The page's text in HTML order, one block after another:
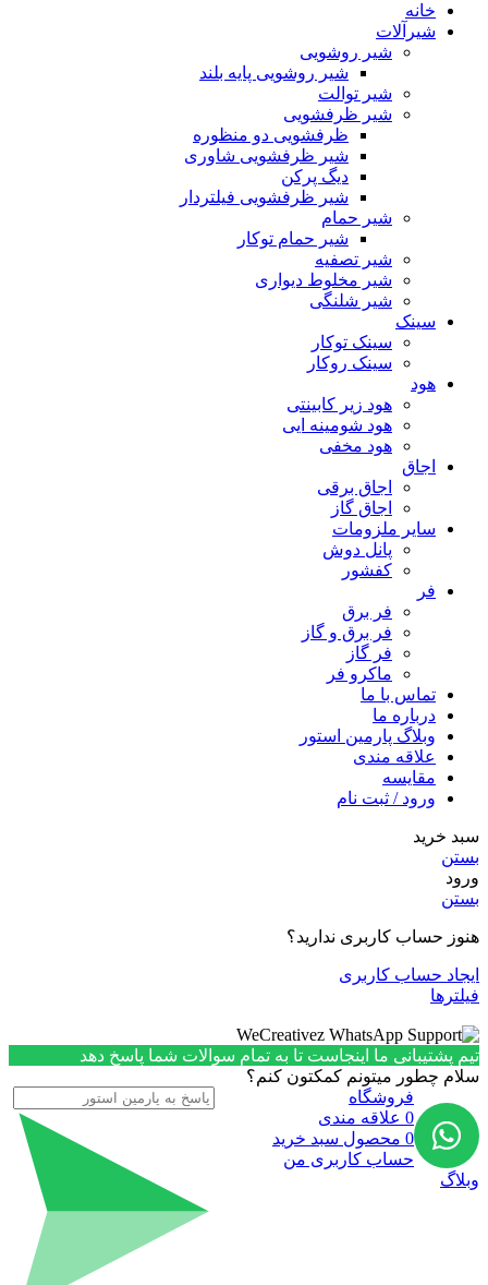
خانه
شیرآلات
شیر روشویی
شیر روشویی پایه بلند
شیر توالت
شیر ظرفشویی
ظرفشویی دو منظوره
شیر ظرفشویی شاوری
دیگ پرکن
شیر ظرفشویی فیلتردار
شیر حمام
شیر حمام توکار
شیر تصفیه
شیر مخلوط دیواری
شیر شلنگی
سینک
سینک توکار
سینک روکار
هود
هود زیر كابینتی
هود شومینه ایی
هود مخفى
اجاق
اجاق برقى
اجاق گاز
سایر ملزومات
پانل دوش
کفشور
فر
فر برق
فر برق و گاز
فر گاز
ماكرو فر
تماس با ما
درباره ما
وبلاگ پارمین استور
علاقه مندی
مقایسه
ورود / ثبت نام
سبد خرید
بستن
ورود
بستن
هنوز حساب کاربری ندارید؟
ایجاد حساب کاربری
فیلترها
تیم پشتیبانی ما اینجاست تا به تمام سوالات شما پاسخ دهد
سلام چطور میتونم کمکتون کنم؟
فروشگاه
0 علاقه مندی
0 محصول سبد خرید
حساب کاربری من
وبلاگ